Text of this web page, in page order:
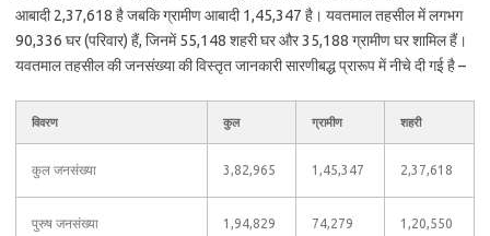
आबादी 2,37,618 है जबकि ग्रामीण आबादी 1,45,347 है। यवतमाल तहसील में लगभग
90,336 घर (परिवार) हैं, जिनमें 55,148 शहरी घर और 35,188 ग्रामीण घर शामिल हैं।
यवतमाल तहसील की जनसंख्या की विस्तृत जानकारी सारणीबद्ध प्रारूप में नीचे दी गई है –
विवरण कुल ग्रामीण शहरी
कुल जनसंख्या 3,82,965 1,45,347 2,37,618
पुरुष जनसंख्या 1,94,829 74,279 1,20,550